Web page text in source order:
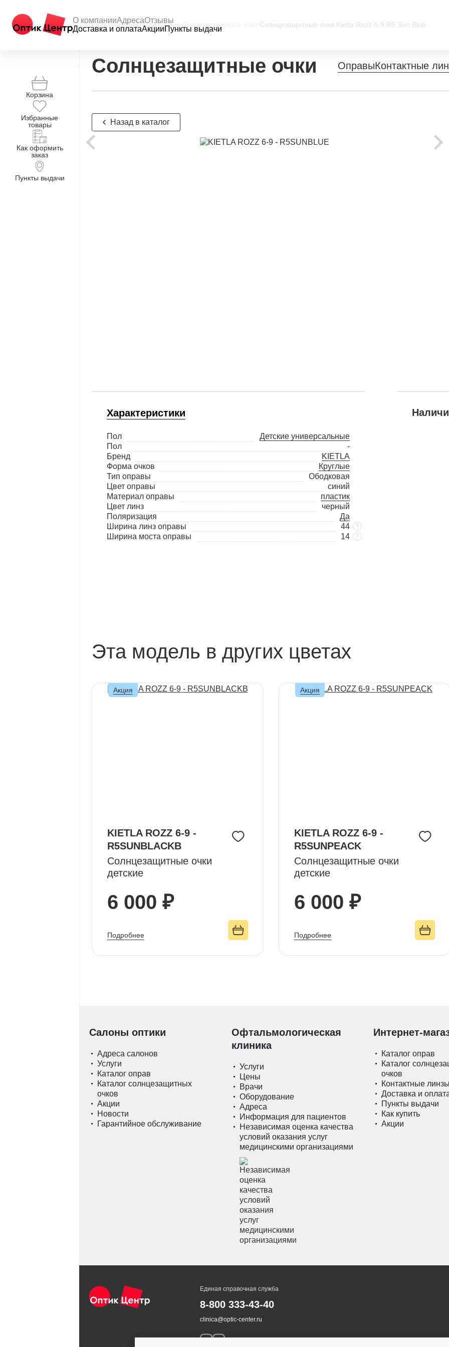
О компанииАдресаОтзывы
Доставка и оплатаАкцииПункты выдачи
Корзина
Избранные
товары
Как оформить
заказ
Пункты выдачи
Главная Интернет-магазин Солнцезащитные очки Kietla Rozz 6-9 R5 Sun Blue
Солнцезащитные очки ОправыКонтактные
Назад в каталог
Характеристики
Пол
Детские универсальные
Пол
-
Бренд
KIETLA
Форма очков
Круглые
Тип оправы
Ободковая
Цвет оправы
синий
Материал оправы
пластик
Цвет линз
черный
Поляризация
Да
Ширина линз оправы
44 ?
Ширина моста оправы 14 ?
Эта модель в других цветах
KIETLA ROZZ 6-9 -
R5SUNBLACKB
Солнцезащитные очки
детские
6 000 ₽
Подробнее
Акция
KIETLA ROZZ 6-9 -
R5SUNPEACK
Солнцезащитные очки
детские
6 000 ₽
Подробнее
Акция
Салоны оптики
Адреса салонов
Услуги
Каталог оправ
Каталог солнцезащитных
очков
Акции
Новости
Гарантийное обслуживание
Офтальмологическая
клиника
Услуги
Цены
Врачи
Оборудование
Адреса
Информация для пациентов
Независимая оценка качества
условий оказания услуг
медицинскими организациями
Интернет-
Каталог оправ
Каталог
очков
Контактные линзы
Доставка и
Пункты выдачи
Как купить
Акции
Единая справочная служба
8-800 333-43-40
clinica@optic-center.ru